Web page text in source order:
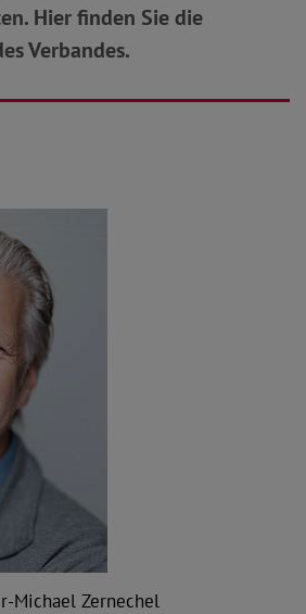
Hier finden Sie die
Verbandes.
Michael Zernechel